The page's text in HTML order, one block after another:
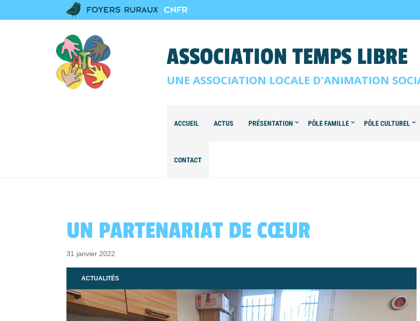
ASSOCIATION TEMPS LIBRE
UNE ASSOCIATION LOCALE D'ANIMATION
ACCUEIL ACTUS PRÉSENTATION PÔLE FAMILLE PÔLE CULTUREL
CONTACT
UN PARTENARIAT DE CŒUR
31 janvier 2022
ACTUALITÉS